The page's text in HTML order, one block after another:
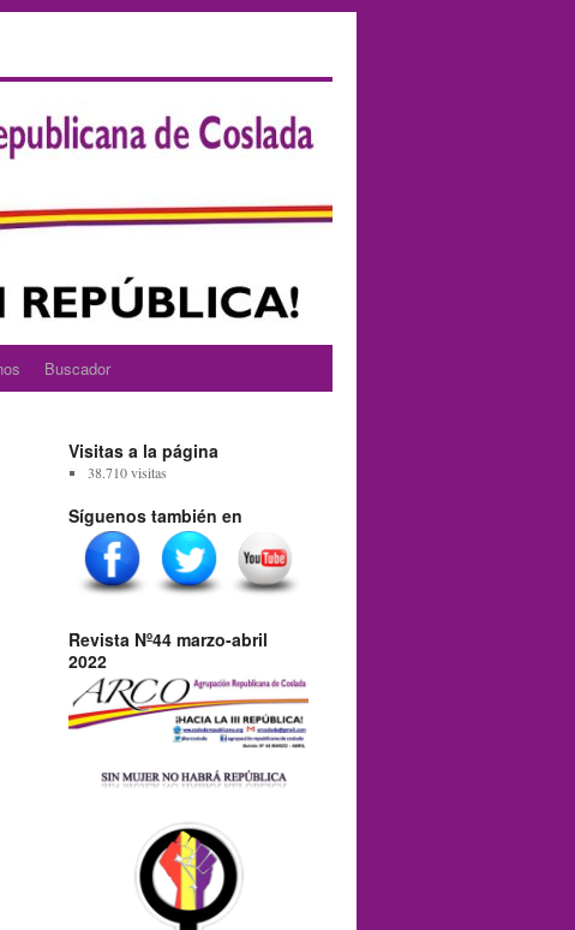
Buscador
Visitas a la página
38.710 visitas
Síguenos también en
Revista Nº44 marzo-abril
2022